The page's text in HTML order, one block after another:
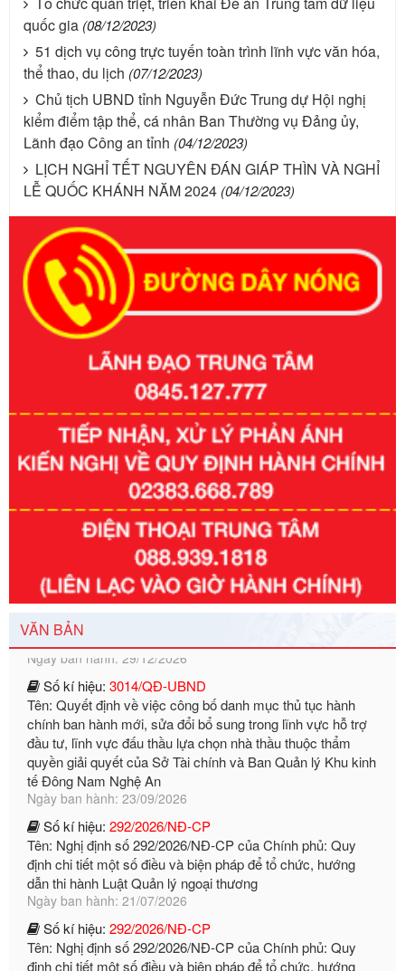
quốc gia (08/12/2023)
51 dịch vụ công trực tuyến toàn trình lĩnh vực văn hóa,
thể thao, du lịch (07/12/2023)
Chủ tịch UBND tỉnh Nguyễn Đức Trung dự Hội nghị
kiểm điểm tập thể, cá nhân Ban Thường vụ Đảng ủy,
Lãnh đạo Công an tỉnh (04/12/2023)
LỊCH NGHỈ TẾT NGUYÊN ĐÁN GIÁP THÌN VÀ NGHỈ
LỄ QUỐC KHÁNH NĂM 2024 (04/12/2023)
VĂN BẢN
351/2025/NĐ-CP
Tên: Nghị định số 351/2025/NĐ-CP của Chính phủ: Quy
định chuẩn nghèo đa chiều quốc gia giai đoạn 2026 - 2030
Số kí hiệu:3014/QĐ-UBND
Tên: Quyết định về việc công bố danh mục thủ tục hành
chính ban hành mới, sửa đổi bổ sung trong lĩnh vực hỗ trợ
đầu tư, lĩnh vực đấu thầu lựa chọn nhà thầu thuộc thẩm
quyền giải quyết của Sở Tài chính và Ban Quản lý Khu kinh
tế Đông Nam Nghệ An
Ngày ban hành: 23/09/2026
Số kí hiệu: 292/2026/NĐ-CP
Tên: Nghị định số 292/2026/NĐ-CP của Chính phủ: Quy
định chi tiết một số điều và biện pháp để tổ chức, hướng
dẫn thi hành Luật Quản lý ngoại thương
Ngày ban hành: 21/07/2026
Số kí hiệu:292/2026/NĐ-CP
Tên: Nghị định số 292/2026/NĐ-CP của Chính phủ: Quy
định chi tiết một số điều và biện pháp để tổ chức, hướng
dẫn thi hành Luật Quản lý ngoại thương
Ngày ban hành: 21/07/2026